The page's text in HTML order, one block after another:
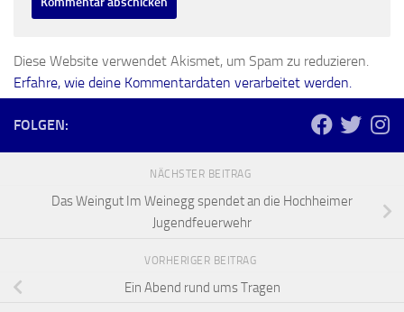
Diese Website verwendet Akismet, um Spam zu reduzieren.
Erfahre, wie deine Kommentardaten verarbeitet werden.
FOLGEN:
NÄCHSTER BEITRAG
Das Weingut Im Weinegg spendet an die Hochheimer
Jugendfeuerwehr
VORHERIGER BEITRAG
Ein Abend rund ums Tragen